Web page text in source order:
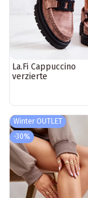
La.Fi Cappuccino
verzierte
Winter OUTLET
-30%